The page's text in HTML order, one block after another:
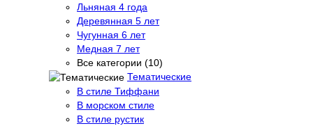
Льняная 4 года
Деревянная 5 лет
Чугунная 6 лет
Медная 7 лет
Все категории (10)
Тематические
В стиле Тиффани
В морском стиле
В стиле рустик